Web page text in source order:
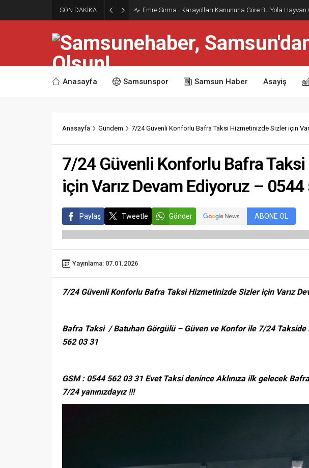
SON DAKİKA Emre Sırma : Karayolları Kanununa Göre Bu Yola
Anasayfa Samsunspor Samsun Haber Asayiş
Anasayfa Gündem 7/24 Güvenli Konforlu Bafra Taksi Hizmetinizde Sizler için
7/24 Güvenli Konforlu Bafra
için Varız Devam Ediyoruz – 0544
Paylaş Tweetle Gönder ABONE OL
Yayınlama: 07.01.2026
7/24 Güvenli Konforlu Bafra Taksi Hizmetinizde Sizler için Varız
Bafra Taksi / Batuhan Görgülü – Güven ve Konfor ile 7/24 Takside
562 03 31
GSM : 0544 562 03 31 Evet Taksi denince Aklınıza ilk gelecek
7/24 yanınızdayız !!!